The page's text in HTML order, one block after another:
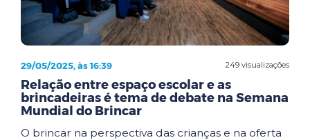
249 visualizações
29/05/2025, às 16:39
Relação entre espaço escolar e as
brincadeiras é tema de debate na Semana
Mundial do Brincar
O brincar na perspectiva das crianças e na oferta